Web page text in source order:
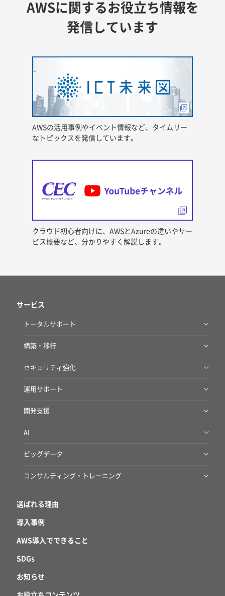
AWSに関するお役立ち情報を
発信しています
AWSの活用事例やイベント情報など、タイムリー
なトピックスを発信しています。
クラウド初心者向けに、AWSとAzureの違いやサー
ビス概要など、分かりやすく解説します。
サービス
トータルサポート
構築・移行
AWS移行サービス
政府向けクラウド・OSS AWS移行サービス
ハイブリッドクラウドスターターパック on AWS
AWSアセスメントサービス
セキュリティ強化
閉域網接続サービス
運用サポート
開発支援
AI
Amazon Quick伴走支援サービス
ビッグデータ
コンサルティング・トレーニング
アプリケーション移行アセスメントサービス for AWS
選ばれる理由
導入事例
AWS導入でできること
SDGs
お知らせ